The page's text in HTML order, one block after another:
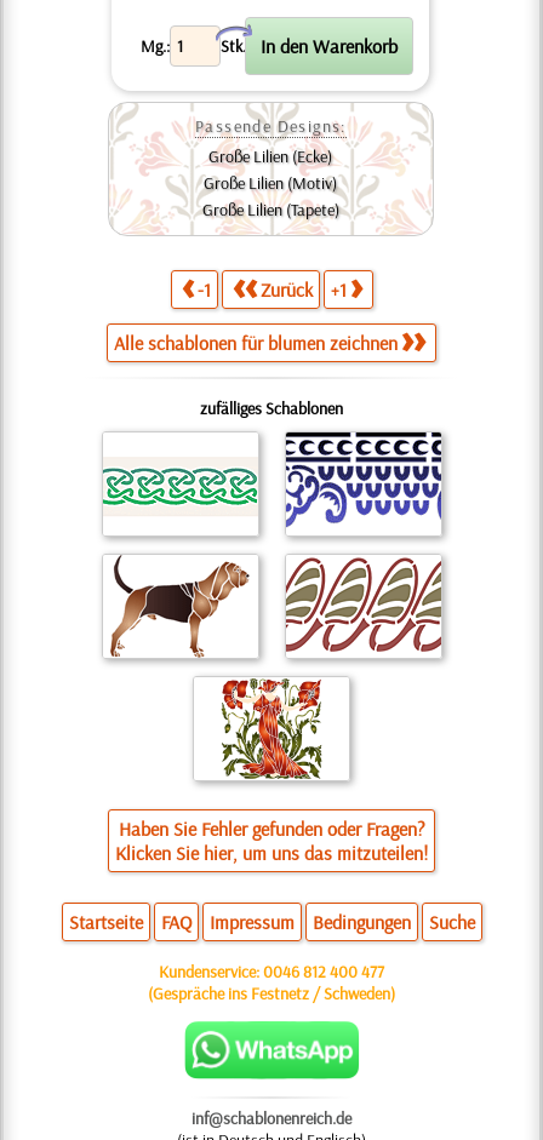
Mg.: Stk.
X
Passende Designs:
Große Lilien (Ecke)
Große Lilien (Motiv)
Große Lilien (Tapete)
-1 Zurück +1
Alle schablonen für blumen zeichnen
zufälliges Schablonen
Haben Sie Fehler gefunden oder Fragen?
Klicken Sie hier, um uns das mitzuteilen!
Startseite FAQ Impressum Bedingungen Suche
Kundenservice:0046 812 400 477
(Gespräche ins Festnetz / Schweden)
inf@schablonenreich.de